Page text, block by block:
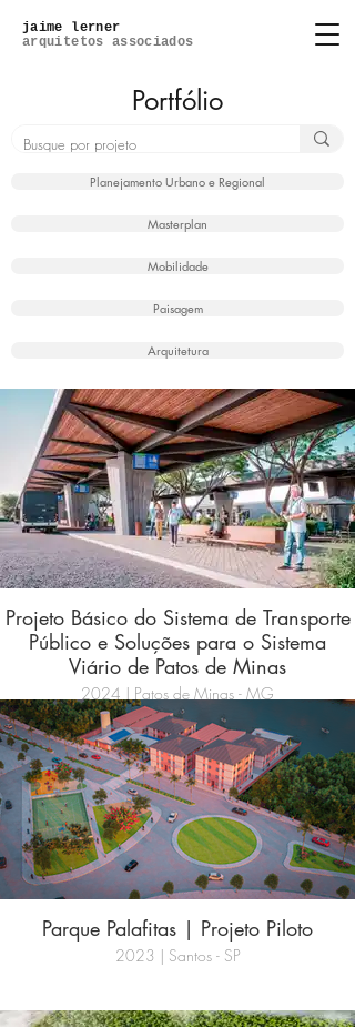
jaime lerner
arquitetos associados
Portfólio
Planejamento Urbano e Regional
Masterplan
Mobilidade
Paisagem
Arquitetura
Projeto Básico do Sistema de Transporte
Público e Soluções para o Sistema
Viário de Patos de Minas
2024 | Patos de Minas - MG
Parque Palafitas | Projeto Piloto
2023 | Santos - SP